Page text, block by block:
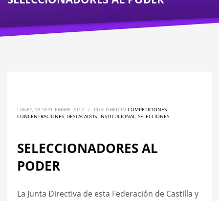
LUNES, 18 SEPTIEMBRE 2017 / PUBLISHED IN COMPETICIONES
CONCENTRACIONES DESTACADOS INSTITUCIONAL SELECCIONES
SELECCIONADORES AL
PODER
La Junta Directiva de esta Federación de Castilla y